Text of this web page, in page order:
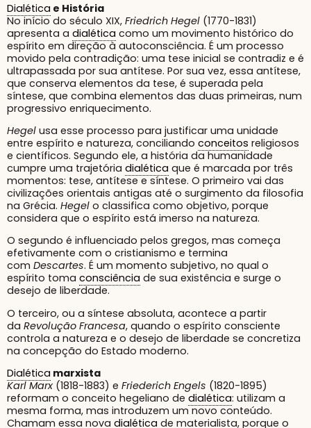
Dialética e História
No início do século XIX, Friedrich Hegel (1770-1831)
apresenta a dialética como um movimento histórico do
espírito em direção à autoconsciência. É um processo
movido pela contradição: uma tese inicial se contradiz e é
ultrapassada por sua antítese. Por sua vez, essa antítese,
que conserva elementos da tese, é superada pela
síntese, que combina elementos das duas primeiras, num
progressivo enriquecimento.
Hegel usa esse processo para justificar uma unidade
entre espírito e natureza, conciliando conceitos religiosos
e científicos. Segundo ele, a história da humanidade
cumpre uma trajetória dialética que é marcada por três
momentos: tese, antítese e síntese. O primeiro vai das
civilizações orientais antigas até o surgimento da filosofia
na Grécia. Hegel o classifica como objetivo, porque
considera que o espírito está imerso na natureza.
O segundo é influenciado pelos gregos, mas começa
efetivamente com o cristianismo e termina
com Descartes. É um momento subjetivo, no qual o
espírito toma consciência de sua existência e surge o
desejo de liberdade.
O terceiro, ou a síntese absoluta, acontece a partir
da Revolução Francesa, quando o espírito consciente
controla a natureza e o desejo de liberdade se concretiza
na concepção do Estado moderno.
Dialética marxista
Karl Marx (1818-1883) e Friederich Engels (1820-1895)
reformam o conceito hegeliano de dialética: utilizam a
mesma forma, mas introduzem um novo conteúdo.
Chamam essa nova dialética de materialista, porque o